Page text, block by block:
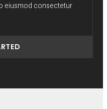
eiusmod consectetur